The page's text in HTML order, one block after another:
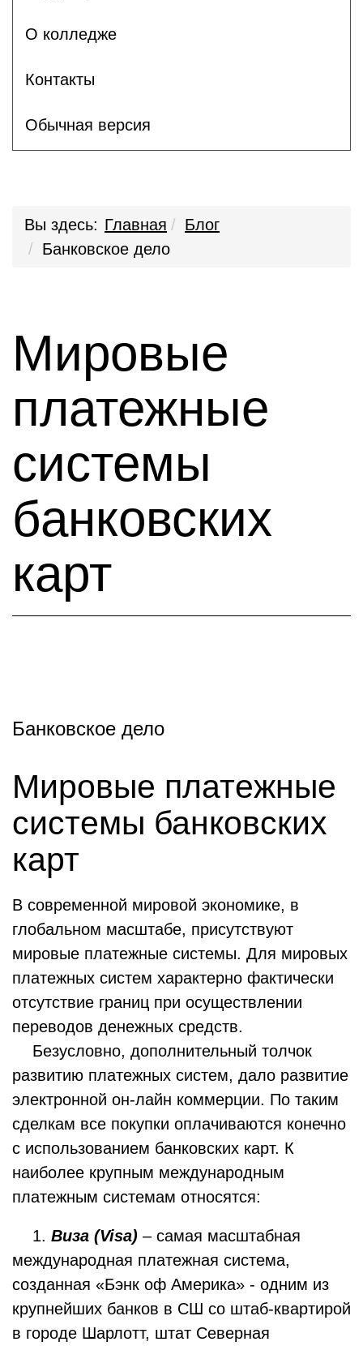
О колледже
Контакты
Обычная версия
Вы здесь: Главная
Блог
Банковское дело
Мировые
платежные
системы
банковских
карт
Банковское дело
Мировые платежные
системы банковских
карт
В современной мировой экономике, в
глобальном масштабе, присутствуют
мировые платежные системы. Для мировых
платежных систем характерно фактически
отсутствие границ при осуществлении
переводов денежных средств.
Безусловно, дополнительный толчок
развитию платежных систем, дало развитие
электронной он-лайн коммерции. По таким
сделкам все покупки оплачиваются конечно
с использованием банковских карт. К
наиболее крупным международным
платежным системам относятся:
1. Виза (Visa) – самая масштабная
международная платежная система,
созданная «Бэнк оф Америка» - одним из
крупнейших банков в СШ со штаб-квартирой
в городе Шарлотт, штат Северная